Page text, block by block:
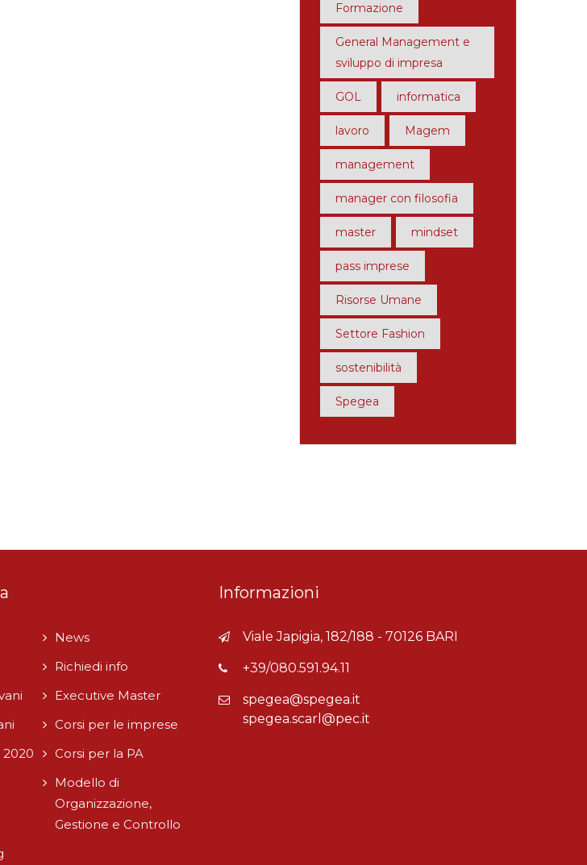
Formazione
General Management e
sviluppo di impresa
GOL informatica
lavoro Magem
management
manager con filosofia
master mindset
pass imprese
Risorse Umane
Settore Fashion
sostenibilità
Spegea
News
Richiedi info
Executive Master
Corsi per le imprese
2020
Corsi per la PA
Modello di
Organizzazione,
Gestione e Controllo
Informazioni
Viale Japigia, 182/188 - 70126 BARI
+39/080.591.94.11
spegea@spegea.it
spegea.scarl@pec.it